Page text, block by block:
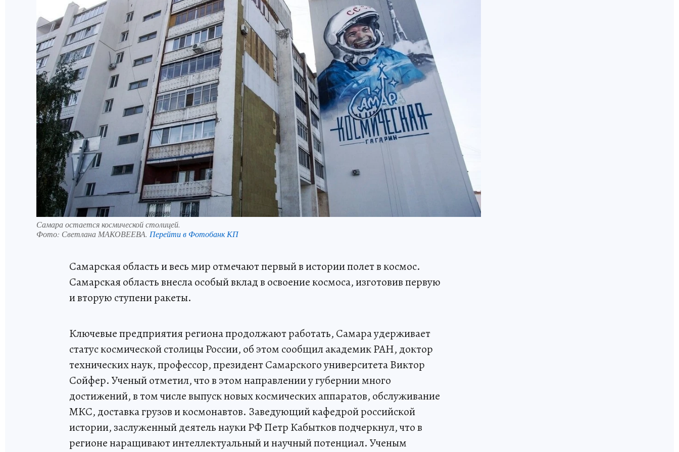
Самара остается космической столицей.
Фото: Светлана МАКОВЕЕВА. Перейти в Фотобанк КП
Самарская область и весь мир отмечают первый в истории полет в космос.
Самарская область внесла особый вклад в освоение космоса, изготовив первую
и вторую ступени ракеты.
Ключевые предприятия региона продолжают работать, Самара удерживает
статус космической столицы России, об этом сообщил академик РАН, доктор
технических наук, профессор, президент Самарского университета Виктор
Сойфер. Ученый отметил, что в этом направлении у губернии много
достижений, в том числе выпуск новых космических аппаратов, обслуживание
МКС, доставка грузов и космонавтов. Заведующий кафедрой российской
истории, заслуженный деятель науки РФ Петр Кабытков подчеркнул, что в
регионе наращивают интеллектуальный и научный потенциал. Ученым